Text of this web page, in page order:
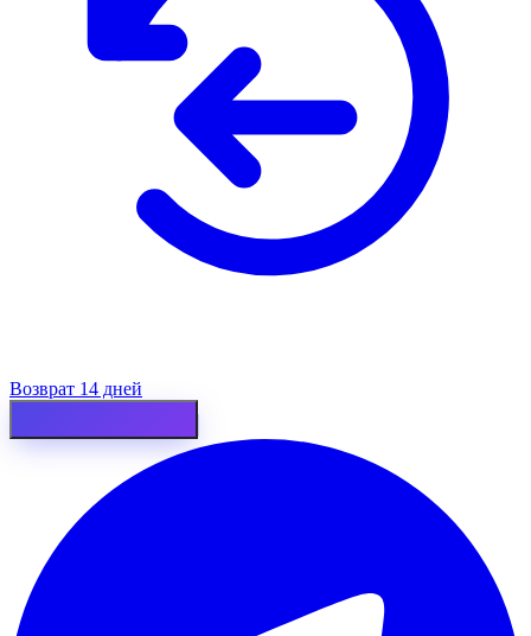
Возврат 14 дней